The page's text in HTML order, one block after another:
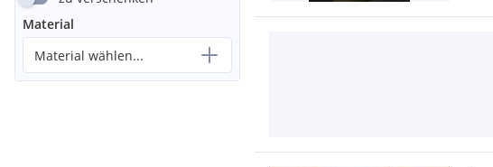
Material
Material wählen...